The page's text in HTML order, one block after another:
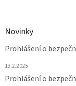
Novinky
Prohlášení o
13.2.2025
Prohlášení o